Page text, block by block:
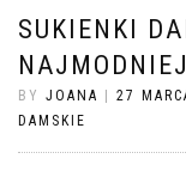
SUKIENKI
BY JOANA 27
DAMSKIE